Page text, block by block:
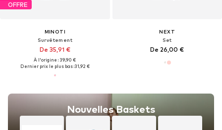
OFFRE
MINOTI
Survêtement
De 35,91 €
À l'origine : 39,90 €
Dernier prix le plus bas :31,92 €
Nouvelles Baskets
NEXT
Set
De 26,00 €